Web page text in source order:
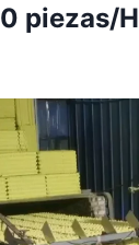
piezas/H